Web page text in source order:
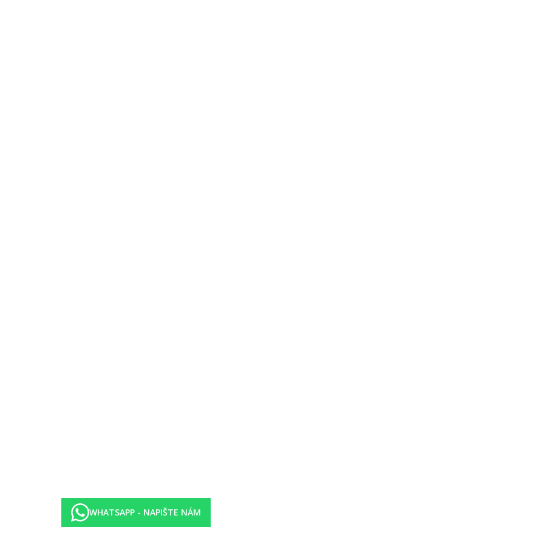
(přihlášení je možné od 14:00 hodin, odhlášení do 11:00 hodin), lobby s barem, 8 výtahů, klimatizace, sejf (za poplatek), parkoviště
(klimatizované). Wi-Fi je hotelovým hostům k dispozici zdarma. Dále má hotel konferenční prostor s sedadly a připojením k internetu.
Úklid pokojů a concierge služba jsou zdarma. Pokojový servis a služba praní prádla jsou za poplatek.
a večeře.
cca 3 km). Ve vzdálenosti cca 3 km jsou nabízeny vodní sporty (částečně od místních poskytovatelů). Půjčovna kol, místnost na kola
wellness: solárium zdarma. Lázeňská oblast, sauna, whirlpool, parní lázeň, hamam a masáže za poplatek.
služby jsou závislé na ročním období a na místních klimatických podmínkách. Jazyky: angličtina, francouzština, italština a
postelí king-size, manželskou postelí, dvěma samostatnými lůžky nebo jedním lůžkem, přistýlkou, dětskou postýlkou (zdarma),
(zdarma), minibarem (za poplatek), internetem (zdarma), sejfem (zdarma) a satelit.TV a také centrálně řízenou klimatizací. Koupelna
WHATSAPP - NAPIŠTE NÁM